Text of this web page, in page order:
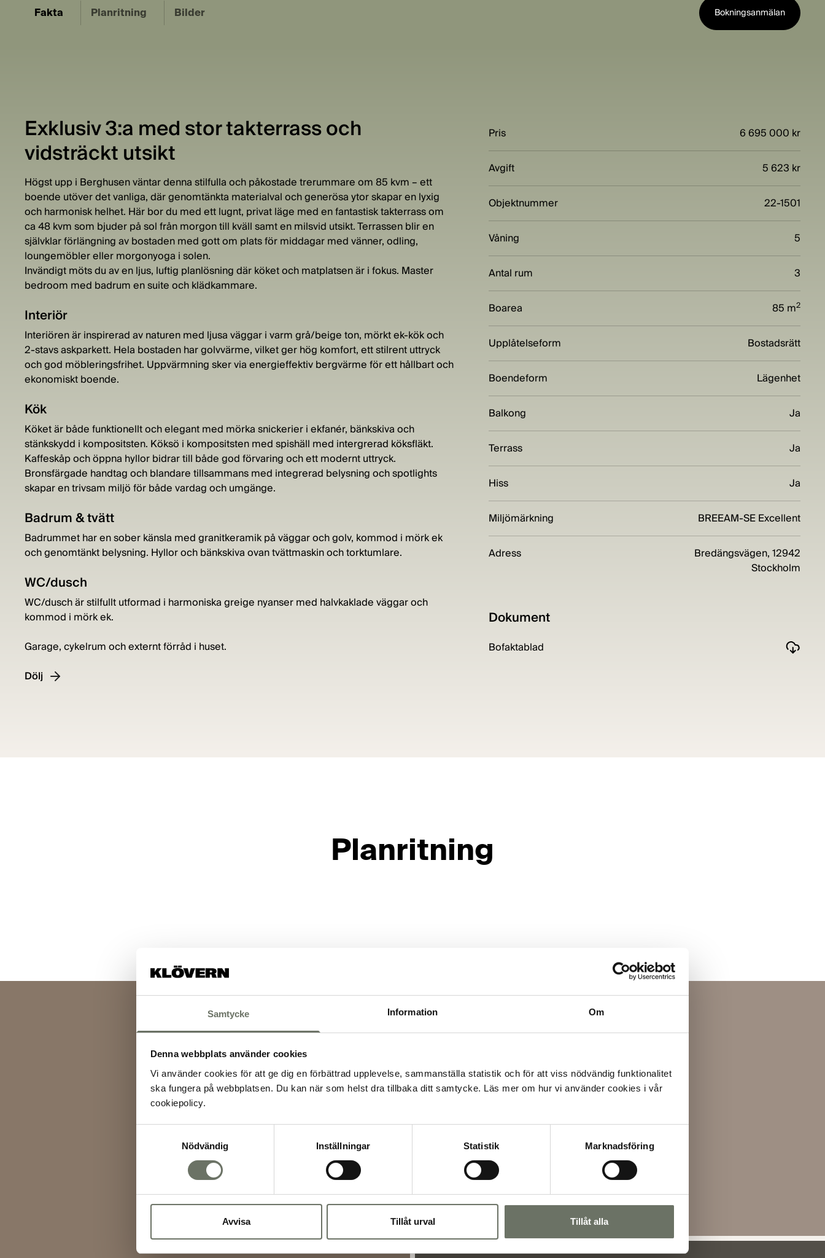
Samtycke Information Om
Denna webbplats använder cookies
Vi använder cookies för att ge dig en förbättrad upplevelse, sammanställa statistik och för att viss nödvändig funktionalitet
ska fungera på webbplatsen. Du kan när som helst dra tillbaka ditt samtycke. Läs mer om hur vi använder cookies i vår
cookiepolicy.
Nödvändig
Inställningar Statistik Marknadsföring
Avvisa Tillåt urval Tillåt alla
Fakta Planritning Bilder Bokningsanmälan
Exklusiv 3:a med stor takterrass och
vidsträckt utsikt
Högst upp i Berghusen väntar denna stilfulla och påkostade trerummare om 85 kvm – ett
boende utöver det vanliga, där genomtänkta materialval och generösa ytor skapar en lyxig
och harmonisk helhet. Här bor du med ett lugnt, privat läge med en fantastisk takterrass om
ca 48 kvm som bjuder på sol från morgon till kväll samt en milsvid utsikt. Terrassen blir en
självklar förlängning av bostaden med gott om plats för middagar med vänner, odling,
loungemöbler eller morgonyoga i solen.
Invändigt möts du av en ljus, luftig planlösning där köket och matplatsen är i fokus. Master
bedroom med badrum en suite och klädkammare.
Interiör
Interiören är inspirerad av naturen med ljusa väggar i varm grå/beige ton, mörkt ek-kök och
2-stavs askparkett. Hela bostaden har golvvärme, vilket ger hög komfort, ett stilrent uttryck
och god möbleringsfrihet. Uppvärmning sker via energieffektiv bergvärme för ett hållbart och
ekonomiskt boende.
Kök
Köket är både funktionellt och elegant med mörka snickerier i ekfanér, bänkskiva och
stänkskydd i kompositsten. Köksö i kompositsten med spishäll med intergrerad köksfläkt.
Kaffeskåp och öppna hyllor bidrar till både god förvaring och ett modernt uttryck.
Bronsfärgade handtag och blandare tillsammans med integrerad belysning och spotlights
skapar en trivsam miljö för både vardag och umgänge.
Badrum & tvätt
Badrummet har en sober känsla med granitkeramik på väggar och golv, kommod i mörk ek
och genomtänkt belysning. Hyllor och bänkskiva ovan tvättmaskin och torktumlare.
WC/dusch
WC/dusch är stilfullt utformad i harmoniska greige nyanser med halvkaklade väggar och
kommod i mörk ek.
Garage, cykelrum och externt förråd i huset.
Dölj
Pris 6 695 000 kr
Avgift 5 623 kr
Objektnummer 22-1501
Våning 5
Antal rum 3
Boarea 85 m2
Upplåtelseform Bostadsrätt
Boendeform Lägenhet
Balkong Ja
Terrass Ja
Hiss Ja
Miljömärkning BREEAM-SE Excellent
Adress
Bredängsvägen, 12942
Stockholm
Dokument
Bofaktablad
Planritning